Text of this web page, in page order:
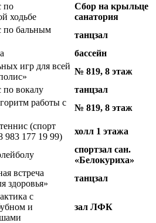
по
ходьбе
Сбор на крыльце
санатория
по бальным
танцзал
бассейн
игр для всей
№ 819, 8 этаж
по вокалу
танцзал
работы с
№ 819, 8 этаж
(спорт
983 177 19 99)
холл 1 этажа
спортзал сан.
«Белокуриха»
встреча
здоровья»
танцзал
с
и
зал ЛФК